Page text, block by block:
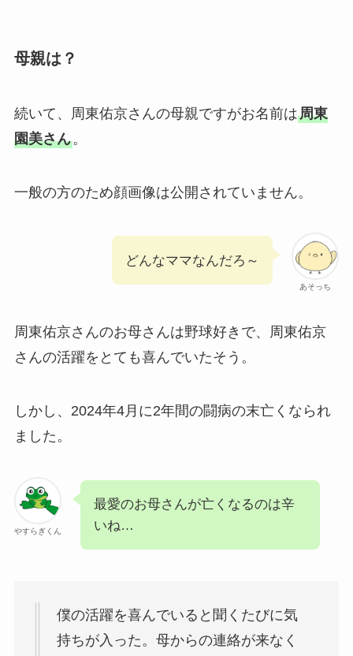
母親は？
続いて、周東佑京さんの母親ですがお名前は周東
園美さん。
一般の方のため顔画像は公開されていません。
あそっち
どんなママなんだろ～
周東佑京さんのお母さんは野球好きで、周東佑京
さんの活躍をとても喜んでいたそう。
しかし、2024年4月に2年間の闘病の末亡くなられ
ました。
やすらぎくん
最愛のお母さんが亡くなるのは辛
いね…
僕の活躍を喜んでいると聞くたびに気
持ちが入った。母からの連絡が来なく